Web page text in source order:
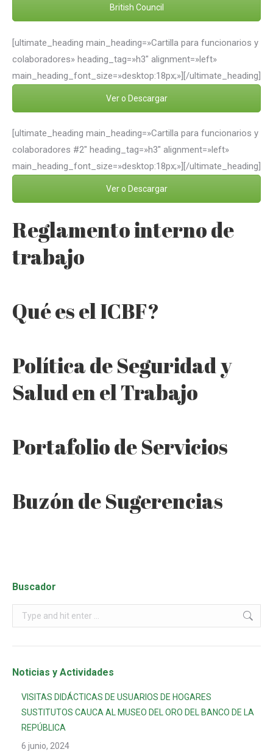
British Council
[ultimate_heading main_heading=»Cartilla para funcionarios y
colaboradores» heading_tag=»h3″ alignment=»left»
main_heading_font_size=»desktop:18px;»][/ultimate_heading]
Ver o Descargar
[ultimate_heading main_heading=»Cartilla para funcionarios y
colaboradores #2″ heading_tag=»h3″ alignment=»left»
main_heading_font_size=»desktop:18px;»][/ultimate_heading]
Ver o Descargar
Reglamento interno de
trabajo
Qué es el ICBF?
Política de Seguridad y
Salud en el Trabajo
Portafolio de Servicios
Buzón de Sugerencias
Buscador
Noticias y Actividades
VISITAS DIDÁCTICAS DE USUARIOS DE HOGARES
SUSTITUTOS CAUCA AL MUSEO DEL ORO DEL BANCO DE LA
REPÚBLICA
6 junio, 2024